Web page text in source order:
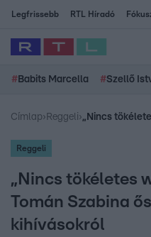
Legfrissebb RTL Híradó
# Babits Marcella #Szellő
Címlap› Reggeli›
Reggeli
„Nincs tökéletes
Tomán Szabina
kihívásokról